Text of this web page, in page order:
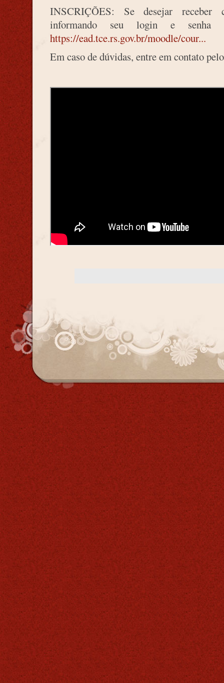
INSCRIÇÕES: Se desejar receber
informando seu login e
https://ead.tce.rs.gov.br/moodle/cour...
Em caso de dúvidas, entre em contato